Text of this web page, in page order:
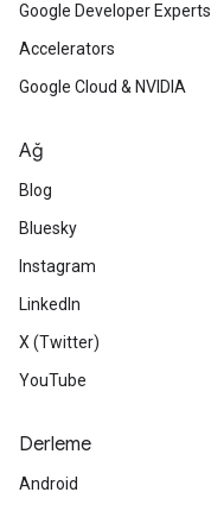
Google Developer Experts
Accelerators
Google Cloud & NVIDIA
Ağ
Blog
Bluesky
Instagram
LinkedIn
X (Twitter)
YouTube
Derleme
Android